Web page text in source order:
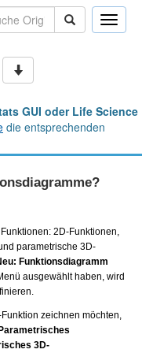
Toggle
GUI oder Life Science
die entsprechenden
2D-Funktionen,
parametrische 3D-
Funktionsdiagramm
ausgewählt haben, wird
zeichnen möchten,
3D-